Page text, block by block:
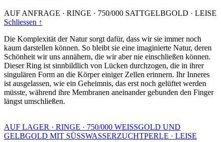
AUF ANFRAGE · RINGE · 750/000 SATTGELBGOLD · LEISE
Schliessen ↑
Die Komplexität der Natur sorgt dafür, dass wir sie immer noch
kaum darstellen können. So bleibt sie eine imaginierte Natur, deren
Schönheit wir uns annähern, die wir aber nie einschließen können.
Dieser Ring ist sinnbildlich von Lücken durchzogen, die in ihrer
singulären Form an die Körper einiger Zellen erinnern. Ihr Inneres
ist ausgelassen, wie ein Geheimnis, das erst noch gelüftet werden
müsste, während ihre Membranen aneinander gebunden den Finger
längst umschließen.
AUF LAGER · RINGE · 750/000 WEISSGOLD UND
GELBGOLD MIT SÜSSWASSERZUCHTPERLE · LEISE